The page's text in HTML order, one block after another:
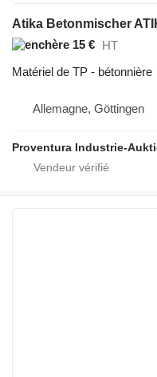
Atika Betonmischer
15 € HT
Matériel de TP - bétonnière
Allemagne, Göttingen
Proventura Industrie-